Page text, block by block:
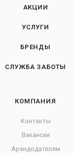
АКЦИИ
УСЛУГИ
БРЕНДЫ
СЛУЖБА ЗАБОТЫ
КОМПАНИЯ
Контакты
Вакансии
Арендодателям